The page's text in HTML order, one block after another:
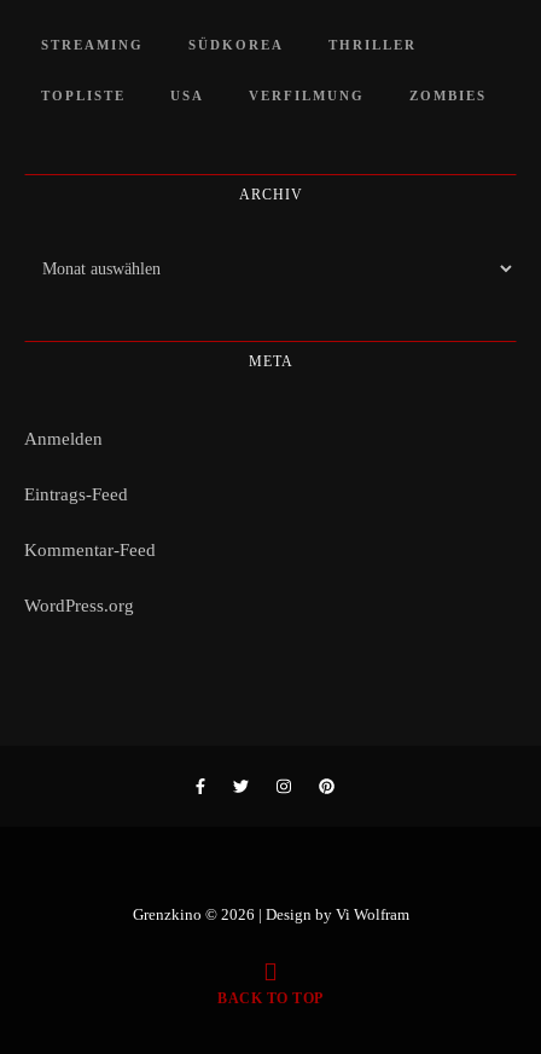
STREAMING SÜDKOREA THRILLER
TOPLISTE USA VERFILMUNG ZOMBIES
ARCHIV
Archiv
META
Anmelden
Eintrags-Feed
Kommentar-Feed
WordPress.org
Grenzkino © 2026 | Design by Vi Wolfram
BACK TO TOP